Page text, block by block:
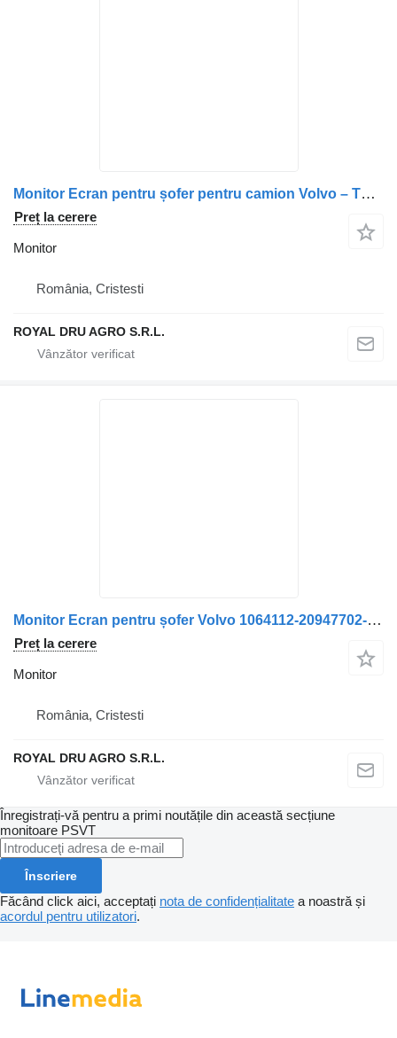
Monitor Ecran pentru șofer pentru camion Volvo – Thoreb
Preț la cerere
Monitor
România, Cristesti
ROYAL DRU AGRO S.R.L.
Monitor Ecran pentru șofer Volvo 1064112-20947702-14 pentru camion 1064112/20947702-14
Preț la cerere
Monitor
România, Cristesti
ROYAL DRU AGRO S.R.L.
Înregistrați-vă pentru a primi noutățile din această secțiune
monitoare PSVT
Înscriere
Făcând click aici, acceptați nota de confidențialitate a noastră și
acordul pentru utilizatori.